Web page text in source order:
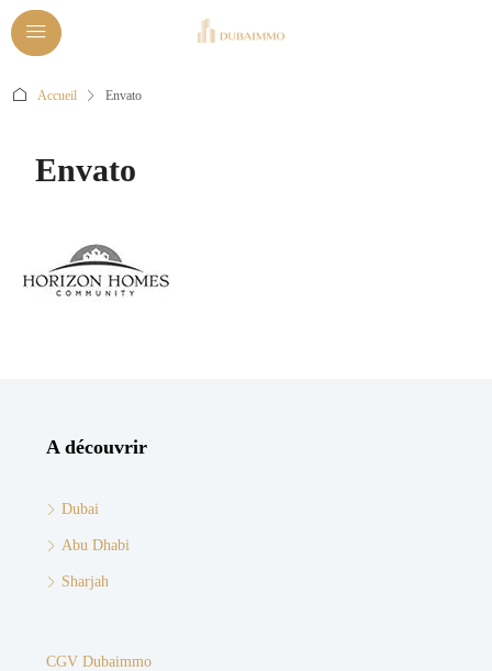
Accueil Envato
Envato
A découvrir
Dubai
Abu Dhabi
Sharjah
CGV Dubaimmo